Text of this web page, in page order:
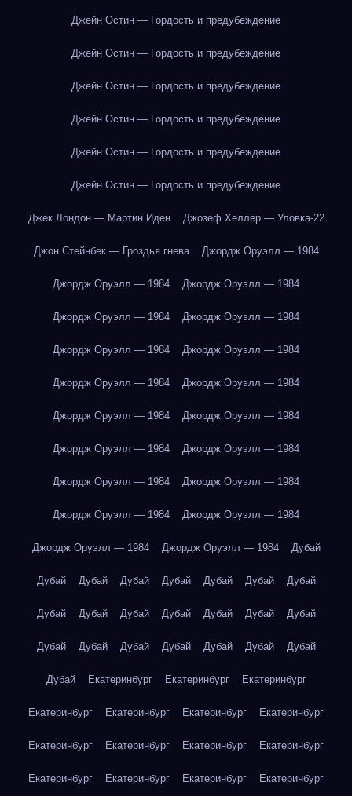
Джейн Остин — Гордость и предубеждение
Джейн Остин — Гордость и предубеждение
Джейн Остин — Гордость и предубеждение
Джейн Остин — Гордость и предубеждение
Джейн Остин — Гордость и предубеждение
Джейн Остин — Гордость и предубеждение
Джек Лондон — Мартин Иден Джозеф Хеллер — Уловка-22
Джон Стейнбек — Гроздья гнева Джордж Оруэлл — 1984
Джордж Оруэлл — 1984 Джордж Оруэлл — 1984
Джордж Оруэлл — 1984 Джордж Оруэлл — 1984
Джордж Оруэлл — 1984 Джордж Оруэлл — 1984
Джордж Оруэлл — 1984 Джордж Оруэлл — 1984
Джордж Оруэлл — 1984 Джордж Оруэлл — 1984
Джордж Оруэлл — 1984 Джордж Оруэлл — 1984
Джордж Оруэлл — 1984 Джордж Оруэлл — 1984
Джордж Оруэлл — 1984 Джордж Оруэлл — 1984
Джордж Оруэлл — 1984 Джордж Оруэлл — 1984 Дубай
Дубай Дубай Дубай Дубай Дубай Дубай Дубай
Дубай Дубай Дубай Дубай Дубай Дубай Дубай
Дубай Дубай Дубай Дубай Дубай Дубай Дубай
Дубай Екатеринбург Екатеринбург Екатеринбург
Екатеринбург Екатеринбург Екатеринбург Екатеринбург
Екатеринбург Екатеринбург Екатеринбург Екатеринбург
Екатеринбург Екатеринбург Екатеринбург Екатеринбург